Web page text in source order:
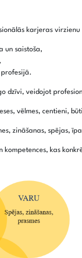
karjeras
un saistoša,
veidojot
vēlmes, centieni,
zināšanas, spējas,
kompetences, kas